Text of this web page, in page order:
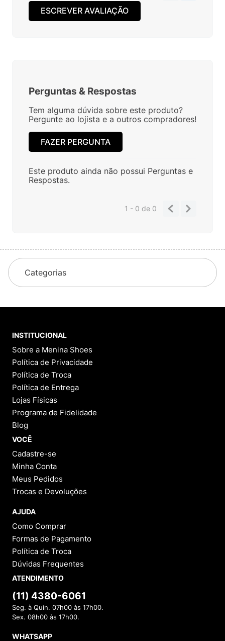
ESCREVER AVALIAÇÃO
Perguntas & Respostas
Tem alguma dúvida sobre este produto?
Pergunte ao lojista e a outros compradores!
FAZER PERGUNTA
Este produto ainda não possui Perguntas e
Respostas.
1 - 0de 0
Categorias
INSTITUCIONAL
Sobre a Menina Shoes
Política de Privacidade
Política de Troca
Política de Entrega
Lojas Físicas
Programa de Fidelidade
Blog
VOCÊ
Cadastre-se
Minha Conta
Meus Pedidos
Trocas e Devoluções
AJUDA
Como Comprar
Formas de Pagamento
Política de Troca
Dúvidas Frequentes
ATENDIMENTO
(11) 4380-6061
Seg. à Quin. 07h00 às 17h00.
Sex. 08h00 às 17h00.
WHATSAPP